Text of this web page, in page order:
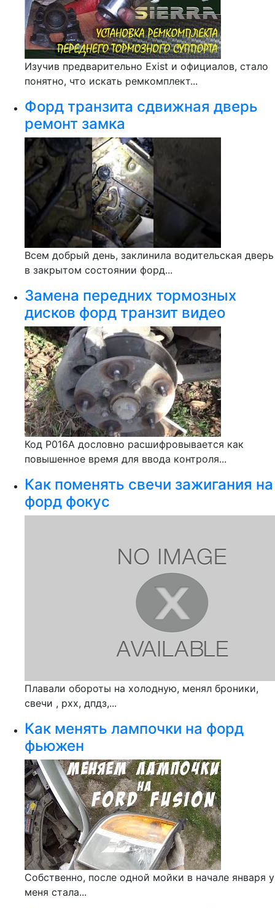
Изучив предварительно Exist и официалов, стало
понятно, что искать ремкомплект...
Форд транзита сдвижная дверь
ремонт замка
Всем добрый день, заклинила водительская дверь
в закрытом состоянии форд...
Замена передних тормозных
дисков форд транзит видео
Код Р016А дословно расшифровывается как
повышенное время для ввода контроля...
Как поменять свечи зажигания на
форд фокус
Плавали обороты на холодную, менял броники,
свечи , рхх, дпдз,...
Как менять лампочки на форд
фьюжен
Собственно, после одной мойки в начале января у
меня стала...